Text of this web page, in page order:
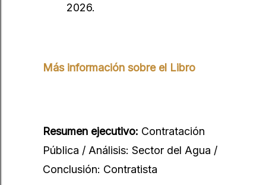
2026.
Más información sobre el Libro
Resumen ejecutivo: Contratación
Pública / Análisis: Sector del Agua /
Conclusión: Contratista